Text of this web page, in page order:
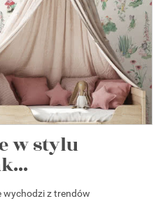
w stylu
wychodzi z trendów